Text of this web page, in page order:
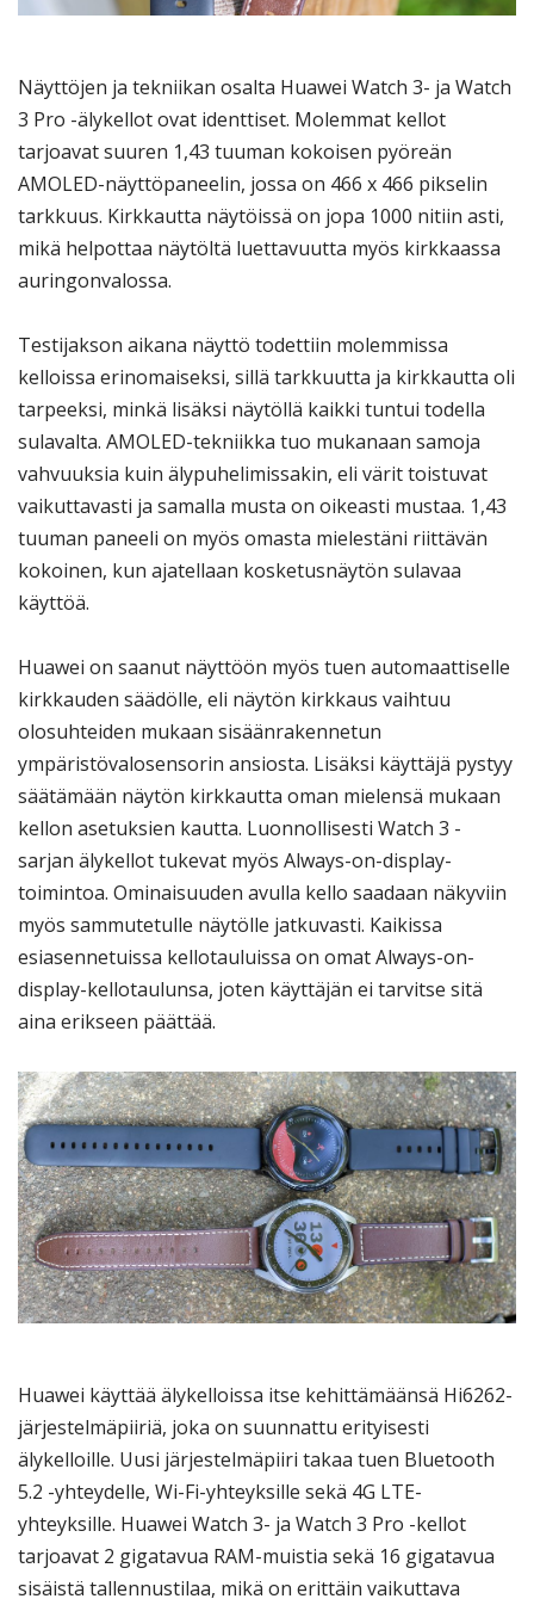
Näyttöjen ja tekniikan osalta Huawei Watch 3- ja Watch
3 Pro -älykellot ovat identtiset. Molemmat kellot
tarjoavat suuren 1,43 tuuman kokoisen pyöreän
AMOLED-näyttöpaneelin, jossa on 466 x 466 pikselin
tarkkuus. Kirkkautta näytöissä on jopa 1000 nitiin asti,
mikä helpottaa näytöltä luettavuutta myös kirkkaassa
auringonvalossa.
Testijakson aikana näyttö todettiin molemmissa
kelloissa erinomaiseksi, sillä tarkkuutta ja kirkkautta oli
tarpeeksi, minkä lisäksi näytöllä kaikki tuntui todella
sulavalta. AMOLED-tekniikka tuo mukanaan samoja
vahvuuksia kuin älypuhelimissakin, eli värit toistuvat
vaikuttavasti ja samalla musta on oikeasti mustaa. 1,43
tuuman paneeli on myös omasta mielestäni riittävän
kokoinen, kun ajatellaan kosketusnäytön sulavaa
käyttöä.
Huawei on saanut näyttöön myös tuen automaattiselle
kirkkauden säädölle, eli näytön kirkkaus vaihtuu
olosuhteiden mukaan sisäänrakennetun
ympäristövalosensorin ansiosta. Lisäksi käyttäjä pystyy
säätämään näytön kirkkautta oman mielensä mukaan
kellon asetuksien kautta. Luonnollisesti Watch 3 -
sarjan älykellot tukevat myös Always-on-display-
toimintoa. Ominaisuuden avulla kello saadaan näkyviin
myös sammutetulle näytölle jatkuvasti. Kaikissa
esiasennetuissa kellotauluissa on omat Always-on-
display-kellotaulunsa, joten käyttäjän ei tarvitse sitä
aina erikseen päättää.
Huawei käyttää älykelloissa itse kehittämäänsä Hi6262-
järjestelmäpiiriä, joka on suunnattu erityisesti
älykelloille. Uusi järjestelmäpiiri takaa tuen Bluetooth
5.2 -yhteydelle, Wi-Fi-yhteyksille sekä 4G LTE-
yhteyksille. Huawei Watch 3- ja Watch 3 Pro -kellot
tarjoavat 2 gigatavua RAM-muistia sekä 16 gigatavua
sisäistä tallennustilaa, mikä on erittäin vaikuttava